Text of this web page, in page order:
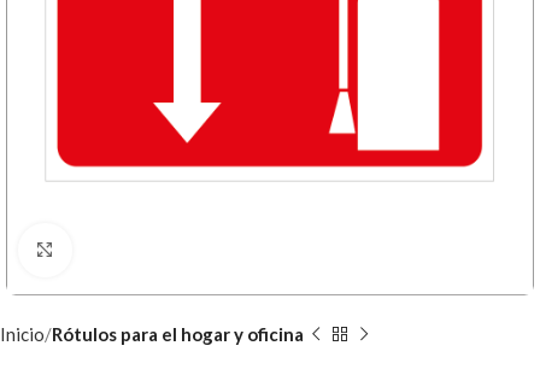
Inicio Rótulos para el hogar y oficina